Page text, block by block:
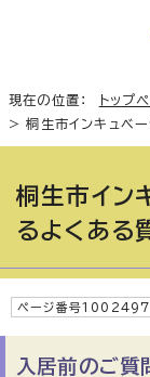
現在の位置： トップ
>桐生市インキュベ
桐生市イン
るよくある
ページ番号1002497
入居前のご質